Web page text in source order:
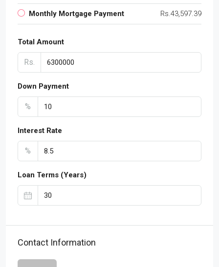
Monthly Mortgage Payment Rs.43,597.39
Total Amount
Rs.
Down Payment
%
Interest Rate
%
Loan Terms (Years)
Contact Information